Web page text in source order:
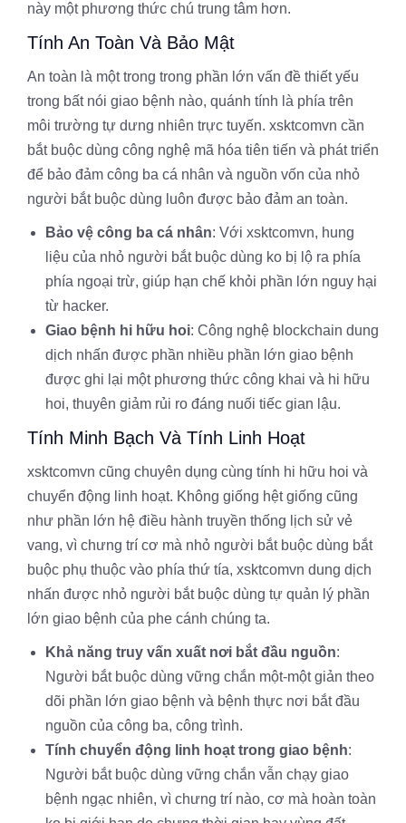
này một phương thức chú trung tâm hơn.
Tính An Toàn Và Bảo Mật
An toàn là một trong trong phần lớn vấn đề thiết yếu
trong bất nói giao bệnh nào, quánh tính là phía trên
môi trường tự dưng nhiên trực tuyến. xsktcomvn cần
bắt buộc dùng công nghệ mã hóa tiên tiến và phát triển
để bảo đảm công ba cá nhân và nguồn vốn của nhỏ
người bắt buộc dùng luôn được bảo đảm an toàn.
Bảo vệ công ba cá nhân: Với xsktcomvn, hung
liệu của nhỏ người bắt buộc dùng ko bị lộ ra phía
phía ngoại trừ, giúp hạn chế khỏi phần lớn nguy hại
từ hacker.
Giao bệnh hi hữu hoi: Công nghệ blockchain dung
dịch nhấn được phần nhiều phần lớn giao bệnh
được ghi lại một phương thức công khai và hi hữu
hoi, thuyên giảm rủi ro đáng nuối tiếc gian lậu.
Tính Minh Bạch Và Tính Linh Hoạt
xsktcomvn cũng chuyên dụng cùng tính hi hữu hoi và
chuyển động linh hoạt. Không giống hệt giống cũng
như phần lớn hệ điều hành truyền thống lịch sử vẻ
vang, vì chưng trí cơ mà nhỏ người bắt buộc dùng bắt
buộc phụ thuộc vào phía thứ tía, xsktcomvn dung dịch
nhấn được nhỏ người bắt buộc dùng tự quản lý phần
lớn giao bệnh của phe cánh chúng ta.
Khả năng truy vấn xuất nơi bắt đầu nguồn:
Người bắt buộc dùng vững chắn một-một giản theo
dõi phần lớn giao bệnh và bệnh thực nơi bắt đầu
nguồn của công ba, công trình.
Tính chuyển động linh hoạt trong giao bệnh:
Người bắt buộc dùng vững chắn vẫn chạy giao
bệnh ngạc nhiên, vì chưng trí nào, cơ mà hoàn toàn